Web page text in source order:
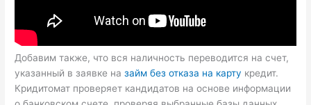
Добавим также, что вся наличность переводится на счет,
указанный в заявке назайм без отказа на карту кредит.
Кридитомат проверяет кандидатов на основе информации